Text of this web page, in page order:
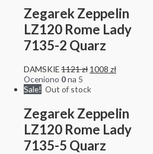
Zegarek Zeppelin
LZ120 Rome Lady
7135-2 Quarz
DAMSKIE1121zł 1008 zł
Oceniono 0na 5
Sale! Out of stock
Zegarek Zeppelin
LZ120 Rome Lady
7135-5 Quarz